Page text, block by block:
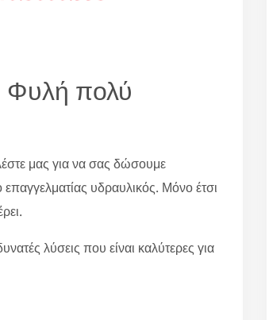
Φυλή πολύ
μας για να σας δώσουμε
υδραυλικός. Μόνο έτσι
λύσεις που είναι καλύτερες για